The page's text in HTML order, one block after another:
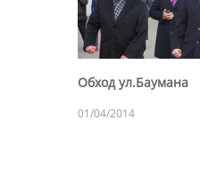
Обход ул.Баумана
01/04/2014